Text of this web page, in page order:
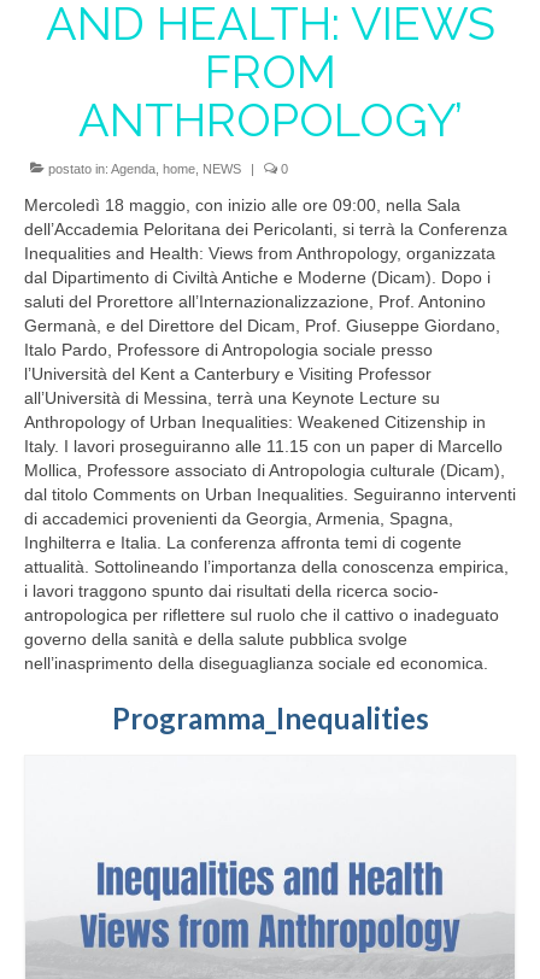
PARTNERSHIP
BIBLIOGRAPHY
MATERIALS
CONTACTS
MEMBERS
BECOME A MEMBER
TRANSPARENCY
AFRICA
RESEARCH
PROJECTS AND PUBLICATIONS
MATERIALS
EVENTS
SOURCES AND WEBSITES OF INTEREST
MATERIALS
EVENTS
Incontri diplomatici calendario Marzo 2022
AND HEALTH: VIEWS
FROM
ANTHROPOLOGY’
postato in: Agenda home NEWS | 0
Mercoledì 18 maggio, con inizio alle ore 09:00, nella Sala
dell’Accademia Peloritana dei Pericolanti, si terrà la Conferenza
Inequalities and Health: Views from Anthropology, organizzata
dal Dipartimento di Civiltà Antiche e Moderne (Dicam). Dopo i
saluti del Prorettore all’Internazionalizzazione, Prof. Antonino
Germanà, e del Direttore del Dicam, Prof. Giuseppe Giordano,
Italo Pardo, Professore di Antropologia sociale presso
l’Università del Kent a Canterbury e Visiting Professor
all’Università di Messina, terrà una Keynote Lecture su
Anthropology of Urban Inequalities: Weakened Citizenship in
Italy. I lavori proseguiranno alle 11.15 con un paper di Marcello
Mollica, Professore associato di Antropologia culturale (Dicam),
dal titolo Comments on Urban Inequalities. Seguiranno interventi
di accademici provenienti da Georgia, Armenia, Spagna,
Inghilterra e Italia. La conferenza affronta temi di cogente
attualità. Sottolineando l’importanza della conoscenza empirica,
i lavori traggono spunto dai risultati della ricerca socio-
antropologica per riflettere sul ruolo che il cattivo o inadeguato
governo della sanità e della salute pubblica svolge
nell’inasprimento della diseguaglianza sociale ed economica.
Programma_Inequalities